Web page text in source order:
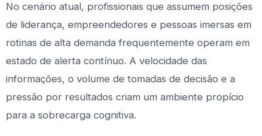
No cenário atual, profissionais que assumem posições
de liderança, empreendedores e pessoas imersas em
rotinas de alta demanda frequentemente operam em
estado de alerta contínuo. A velocidade das
informações, o volume de tomadas de decisão e a
pressão por resultados criam um ambiente propício
para a sobrecarga cognitiva.